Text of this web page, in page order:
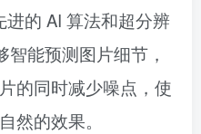
进的 AI 算法和超分辨
智能预测图片细节，
的同时减少噪点，使
然的效果。